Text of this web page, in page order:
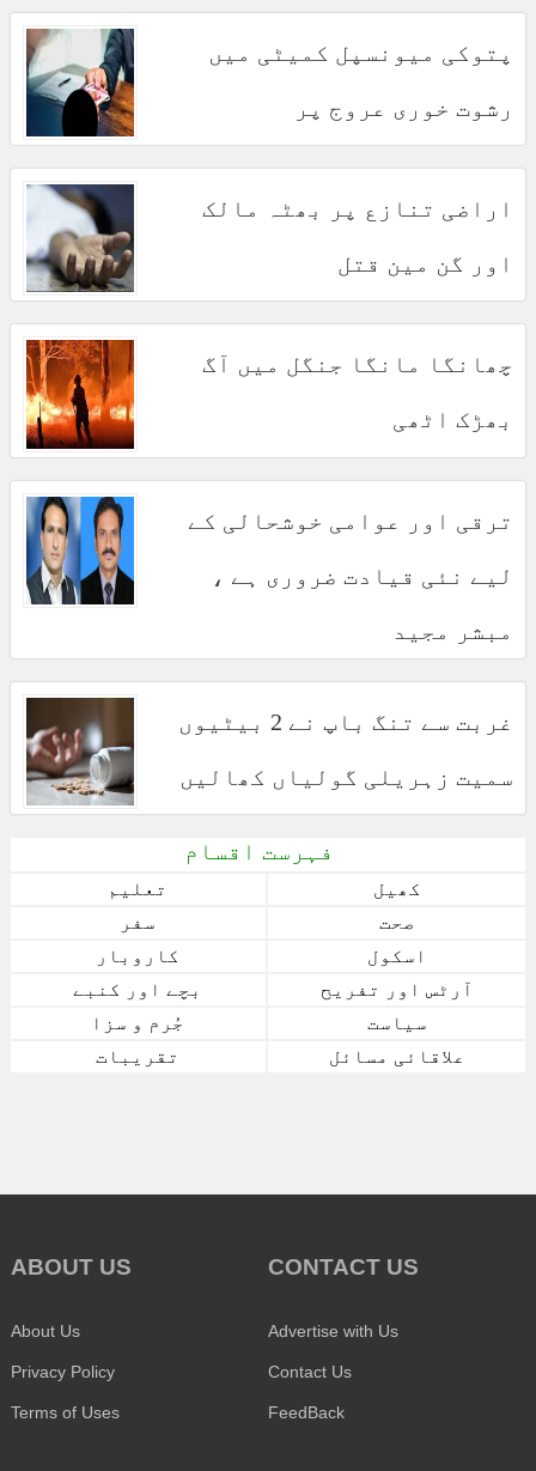
پتوکی میونسپل کمیٹی میں
رشوت خوری عروج پر
اراضی تنازع پر بھٹہ مالک
اور گن مین قتل
چھانگا مانگا جنگل میں آگ
بھڑک اٹھی
ترقی اور عوامی خوشحالی کے
لیے نئی قیادت ضروری ہے ،
مبشر مجید
غربت سے تنگ باپ نے 2 بیٹیوں
سمیت زہریلی گولیاں کھالیں
فہرست اقسام
کھیل
تعلیم
صحت
سفر
اسکول
کاروبار
آرٹس اور تفریح
بچے اور کنبے
سیاست
جُرم و سزا
علاقائی مسائل
تقریبات
ABOUT US
About Us
Privacy Policy
Terms of Uses
CONTACT US
Advertise with Us
Contact Us
FeedBack